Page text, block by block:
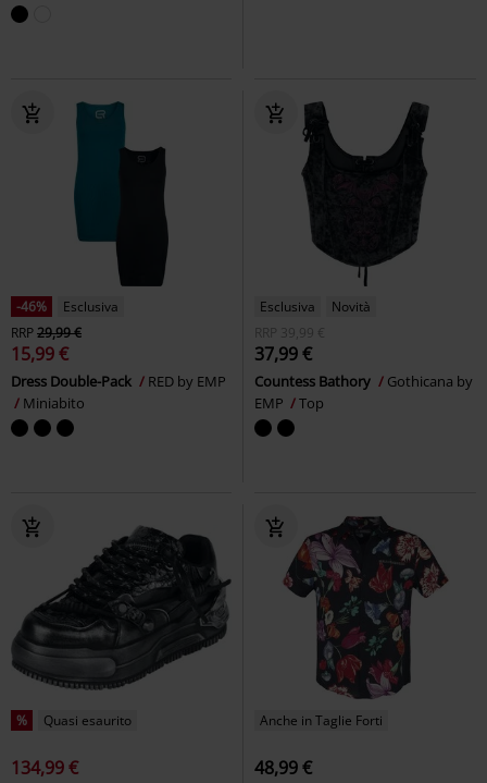
-46%
Esclusiva
RRP29,99 €
15,99 €
Dress Double-Pack
RED by EMP
Miniabito
Esclusiva
Novità
RRP
39,99 €
37,99 €
Countess Bathory
Gothicana by
EMP
Top
% Quasi esaurito
134,99 €
Anche in Taglie Forti
48,99 €